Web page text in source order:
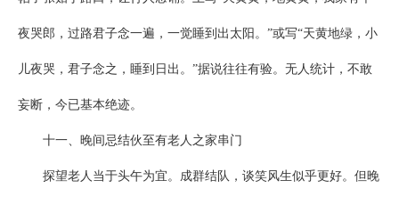
夜哭郎，过路君子念一遍，一觉睡到出太阳。”或写“天黄地绿，小
儿夜哭，君子念之，睡到日出。”据说往往有验。无人统计，不敢
妄断，今已基本绝迹。
十一、晚间忌结伙至有老人之家串门
探望老人当于头午为宜。成群结队，谈笑风生似乎更好。但晚